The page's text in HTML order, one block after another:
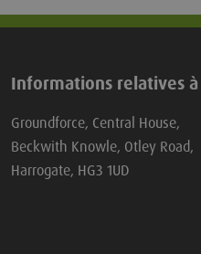
Informations relatives à
Groundforce, Central House,
Beckwith Knowle, Otley Road,
Harrogate, HG3 1UD